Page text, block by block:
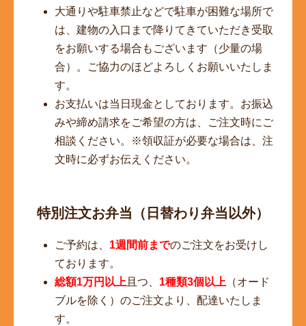
大通りや駐車禁止などで駐車が困難な場所で
は、建物の入口まで降りてきていただき受取
をお願いする場合もございます（少量の場
合）。ご協力のほどよろしくお願いいたしま
す。
お支払いは当日現金としております。お振込
みや締め請求をご希望の方は、ご注文時にご
相談ください。※領収証が必要な場合は、注
文時に必ずお伝えください。
特別注文お弁当（日替わり弁当以外）
ご予約は、 1週間前までのご注文をお受けし
ております。
総額1万円以上 且つ、 1種類3個以上 （オード
ブルを除く）のご注文より、配達いたしま
す。